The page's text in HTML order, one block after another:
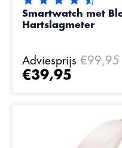
De beoordeling van
Smartwatch met
Hartslagmeter
Adviesprijs €99,95
€39,95